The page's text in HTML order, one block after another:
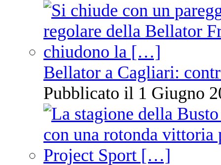
Bellator a Cagliari:
Pubblicato il 1 Giugno